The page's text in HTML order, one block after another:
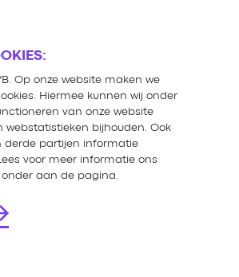
Op onze website maken we
Hiermee kunnen wij onder
van onze website
webstatistieken bijhouden. Ook
derde partijen informatie
voor meer informatie ons
onder aan de pagina.